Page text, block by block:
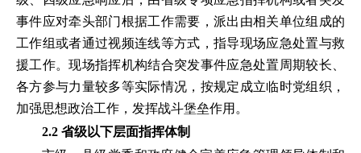
事件应对牵头部门根据工作需要，派出由相关单位组成的
工作组或者通过视频连线等方式，指导现场应急处置与救
援工作。现场指挥机构结合突发事件应急处置周期较长、
各方参与力量较多等实际情况，按规定成立临时党组织，
加强思想政治工作，发挥战斗堡垒作用。
2.2 省级以下层面指挥体制